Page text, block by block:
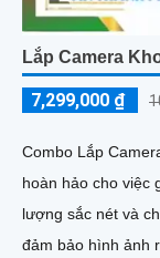
Lắp Camera
7,299,000 ₫
Combo Lắp
hoàn hảo cho việc
lượng sắc nét và chức năng
đảm bảo hình ảnh